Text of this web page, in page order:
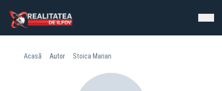
Acasă Autor Stoica Marian